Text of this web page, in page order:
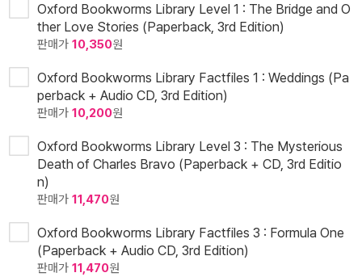
Oxford Bookworms Library Level 1 : The Bridge and O
ther Love Stories (Paperback, 3rd Edition)
판매가 10,350원
Oxford Bookworms Library Factfiles 1 : Weddings (Pa
perback + Audio CD, 3rd Edition)
판매가 10,200원
Oxford Bookworms Library Level 3 : The Mysterious
Death of Charles Bravo (Paperback + CD, 3rd Editio
n)
판매가 11,470원
Oxford Bookworms Library Factfiles 3 : Formula One
(Paperback + Audio CD, 3rd Edition)
판매가 11,470원